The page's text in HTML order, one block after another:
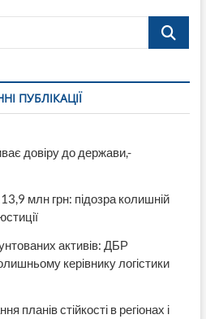
Поиск…
ПУБЛІКАЦІЇ
довіру до держави,-
млн грн: підозра колишній
активів: ДБР
керівнику логістики
планів стійкості в регіонах і